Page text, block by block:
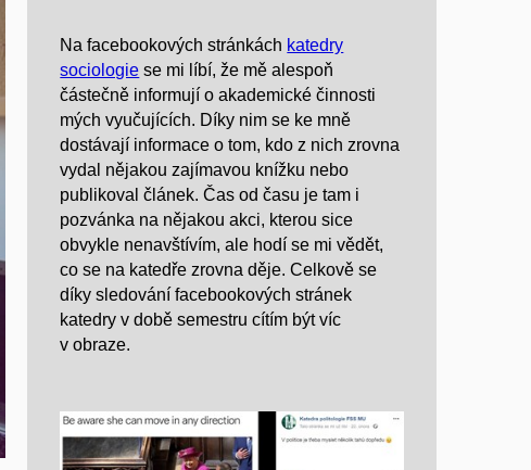
Na facebookových stránkách katedry
sociologie se mi líbí, že mě alespoň
částečně informují o akademické činnosti
mých vyučujících. Díky nim se ke mně
dostávají informace o tom, kdo z nich zrovna
vydal nějakou zajímavou knížku nebo
publikoval článek. Čas od času je tam i
pozvánka na nějakou akci, kterou sice
obvykle nenavštívím, ale hodí se mi vědět,
co se na katedře zrovna děje. Celkově se
díky sledování facebookových stránek
katedry v době semestru cítím být víc
v obraze.